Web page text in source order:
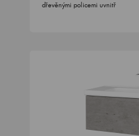
dřevěnými policemi uvnitř